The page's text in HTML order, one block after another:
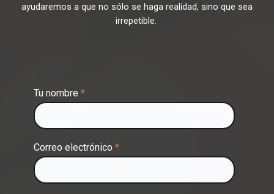
ayudaremos a que no sólo se haga realidad, sino que sea
irrepetible.
Tu nombre *
Correo electrónico *